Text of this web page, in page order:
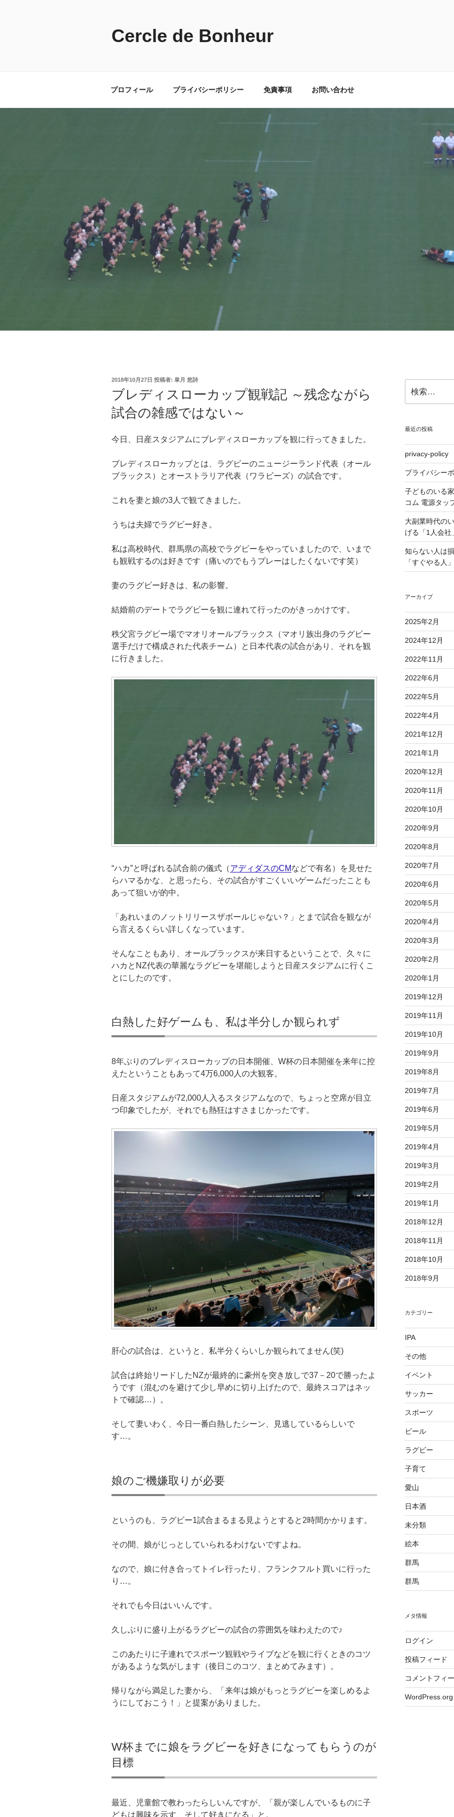
Cercle de Bonheur
プロフィール プライバシーポリシー 免責事項 お問い合わせ
投
日:
2018年10月27日 投稿者: 皐月 悠詩
ブレディスローカップ観戦記 ～残念ながら
試合の雑感ではない～
今日、日産スタジアムにブレディスローカップを観に行ってきました。
ブレディスローカップとは、ラグビーのニュージーランド代表（オール
ブラックス）とオーストラリア代表（ワラビーズ）の試合です。
これを妻と娘の3人で観てきました。
うちは夫婦でラグビー好き。
私は高校時代、群馬県の高校でラグビーをやっていましたので、いまで
も観戦するのは好きです（痛いのでもうプレーはしたくないです笑）
妻のラグビー好きは、私の影響。
結婚前のデートでラグビーを観に連れて行ったのがきっかけです。
秩父宮ラグビー場でマオリオールブラックス（マオリ族出身のラグビー
選手だけで構成された代表チーム）と日本代表の試合があり、それを観
に行きました。
“ハカ”と呼ばれる試合前の儀式（アディダスのCMなどで有名）を見せた
らハマるかな、と思ったら、その試合がすごくいいゲームだったことも
あって狙いが的中。
「あれいまのノットリリースザボールじゃない？」とまで試合を観なが
ら言えるくらい詳しくなっています。
そんなこともあり、オールブラックスが来日するということで、久々に
ハカとNZ代表の華麗なラグビーを堪能しようと日産スタジアムに行くこ
とにしたのです。
白熱した好ゲームも、私は半分しか観られず
8年ぶりのブレディスローカップの日本開催、W杯の日本開催を来年に控
えたということもあって4万6,000人の大観客。
日産スタジアムが72,000人入るスタジアムなので、ちょっと空席が目立
つ印象でしたが、それでも熱狂はすさまじかったです。
肝心の試合は、というと、私半分くらいしか観られてません(笑)
試合は終始リードしたNZが最終的に豪州を突き放しで37－20で勝ったよ
うです（混むのを避けて少し早めに切り上げたので、最終スコアはネッ
トで確認…）。
そして妻いわく、今日一番白熱したシーン、見逃しているらしいで
す…。
娘のご機嫌取りが必要
というのも、ラグビー1試合まるまる見ようとすると2時間かかります。
その間、娘がじっとしていられるわけないですよね。
なので、娘に付き合ってトイレ行ったり、フランクフルト買いに行った
り…。
それでも今日はいいんです。
久しぶりに盛り上がるラグビーの試合の雰囲気を味わえたので♪
このあたりに子連れでスポーツ観戦やライブなどを観に行くときのコツ
があるような気がします（後日このコツ、まとめてみます）。
帰りながら満足した妻から、「来年は娘がもっとラグビーを楽しめるよ
うにしておこう！」と提案がありました。
W杯までに娘をラグビーを好きになってもらうのが
目標
最近、児童館で教わったらしいんですが、「親が楽しんでいるものに子
どもは興味を示す、そして好きになる」と。
索:
最近の投稿
privacy-policy
プライバシー
子どものいる
コム 電源タッ
大副業時代の
げる「1人会社
知らない人は
「すぐやる人
アーカイブ
2025年2月
2024年12月
2022年11月
2022年6月
2022年5月
2022年4月
2021年12月
2021年1月
2020年12月
2020年11月
2020年10月
2020年9月
2020年8月
2020年7月
2020年6月
2020年5月
2020年4月
2020年3月
2020年2月
2020年1月
2019年12月
2019年11月
2019年10月
2019年9月
2019年8月
2019年7月
2019年6月
2019年5月
2019年4月
2019年3月
2019年2月
2019年1月
2018年12月
2018年11月
2018年10月
2018年9月
カテゴリー
IPA
その他
イベント
サッカー
スポーツ
ビール
ラグビー
子育て
愛山
日本酒
未分類
絵本
群馬
群馬
メタ情報
ログイン
投稿フィード
コメントフィ
WordPress.org